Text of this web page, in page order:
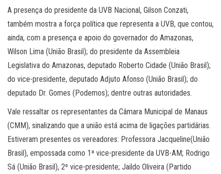
A presença do presidente da UVB Nacional, Gilson Conzati,
também mostra a força política que representa a UVB, que contou,
ainda, com a presença e apoio do governador do Amazonas,
Wilson Lima (União Brasil); do presidente da Assembleia
Legislativa do Amazonas, deputado Roberto Cidade (União Brasil);
do vice-presidente, deputado Adjuto Afonso (União Brasil); do
deputado Dr. Gomes (Podemos); dentre outras autoridades.
Vale ressaltar os representantes da Câmara Municipal de Manaus
(CMM), sinalizando que a união está acima de ligações partidárias.
Estiveram presentes os vereadores: Professora Jacqueline(União
Brasil), empossada como 1ª vice-presidente da UVB-AM; Rodrigo
Sá (União Brasil), 2º vice-presidente; Jaildo Oliveira (Partido